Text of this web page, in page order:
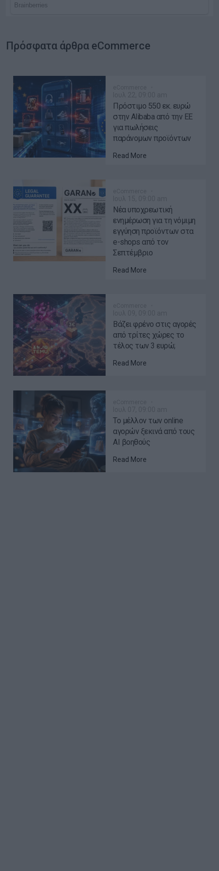
Πρόσφατα άρθρα eCommerce
Πρόστιμο 550 εκ. ευρώ
στην Alibaba από την ΕΕ
για πωλήσεις
παράνομων προϊόντων
Read More
Νέα υποχρεωτική
ενημέρωση για τη νόμιμη
εγγύηση προϊόντων στα
e-shops από τον
Σεπτέμβριο
Read More
Βάζει φρένο στις αγορές
από τρίτες χώρες το
τέλος των 3 ευρώ;
Read More
Το μέλλον των online
αγορών ξεκινά από τους
AI βοηθούς
Read More